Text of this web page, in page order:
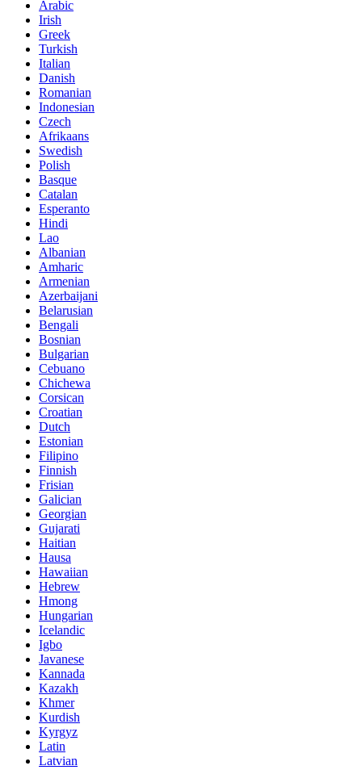
Arabic
Irish
Greek
Turkish
Italian
Danish
Romanian
Indonesian
Czech
Afrikaans
Swedish
Polish
Basque
Catalan
Esperanto
Hindi
Lao
Albanian
Amharic
Armenian
Azerbaijani
Belarusian
Bengali
Bosnian
Bulgarian
Cebuano
Chichewa
Corsican
Croatian
Dutch
Estonian
Filipino
Finnish
Frisian
Galician
Georgian
Gujarati
Haitian
Hausa
Hawaiian
Hebrew
Hmong
Hungarian
Icelandic
Igbo
Javanese
Kannada
Kazakh
Khmer
Kurdish
Kyrgyz
Latin
Latvian